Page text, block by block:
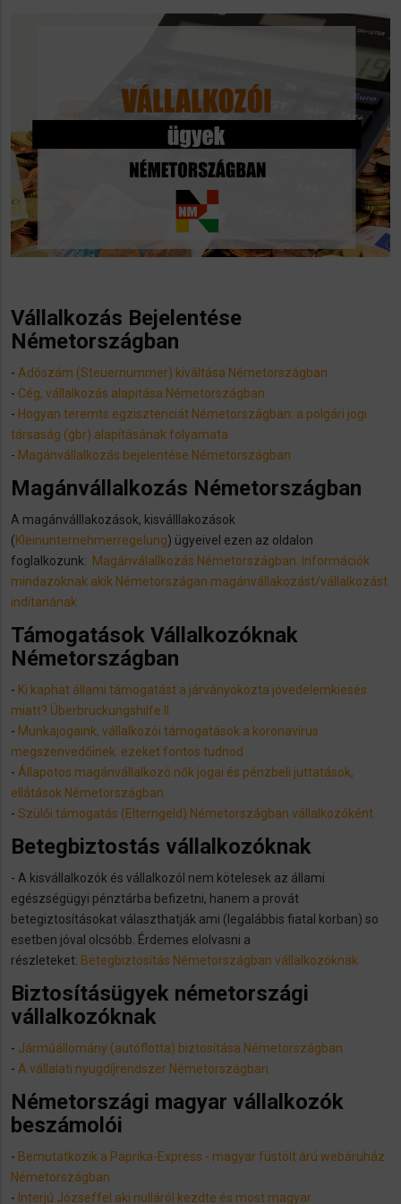
Vállalkozás Bejelentése
Németországban
- Adószám (Steuernummer) kiváltása Németországban
- Cég, vállalkozás alapitása Németországban
- Hogyan teremts egzisztenciát Németországban: a polgári jogi
társaság (gbr) alapításának folyamata
- Magánvállalkozás bejelentése Németországban
Magánvállalkozás Németországban
A magánválllakozások, kisválllakozások
(Kleinunternehmerregelung) ügyeivel ezen az oldalon
foglalkozunk: Magánválallkozás Németországban. Információk
mindazoknak akik Németországan magánvállakozást/vállalkozást
indítanának
Támogatások Vállalkozóknak
Németországban
- Ki kaphat állami támogatást a járványokozta jövedelemkiesés
miatt? Überbrückungshilfe II
- Munkajogaink, vállalkozói támogatások a koronavírus
megszenvedőinek. ezeket fontos tudnod
- Állapotos magánvállalkozó nők jogai és pénzbeli juttatások,
ellátások Németországban
- Szülői támogatás (Elterngeld) Németországban vállalkozóként
Betegbiztostás vállalkozóknak
- A kisvállalkozók és vállalkozól nem kötelesek az állami
egészségügyi pénztárba befizetni, hanem a provát
betegiztosításokat választhatják ami (legalábbis fiatal korban) so
esetben jóval olcsóbb. Érdemes elolvasni a
részleteket: Betegbiztosítás Németországban vállalkozóknak
Biztosításügyek németországi
vállalkozóknak
- Járműállomány (autóflotta) biztosítása Németországban
- A vállalati nyugdíjrendszer Németországban
Németországi magyar vállalkozók
beszámolói
- Bemutatkozik a Paprika-Express - magyar füstölt árú webáruház
Németországban
- Interjú Józseffel aki nulláról kezdte és most magyar